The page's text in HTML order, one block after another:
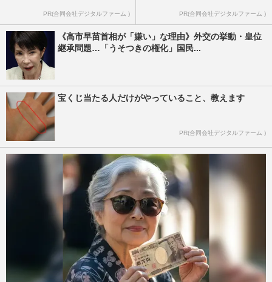
PR(合同会社デジタルファーム ) PR(合同会社デジタルファーム )
《高市早苗首相が「嫌い」な理由》外交の挙動・皇位
継承問題…「うそつきの権化」国民...
宝くじ当たる人だけがやっていること、教えます
PR(合同会社デジタルファーム )